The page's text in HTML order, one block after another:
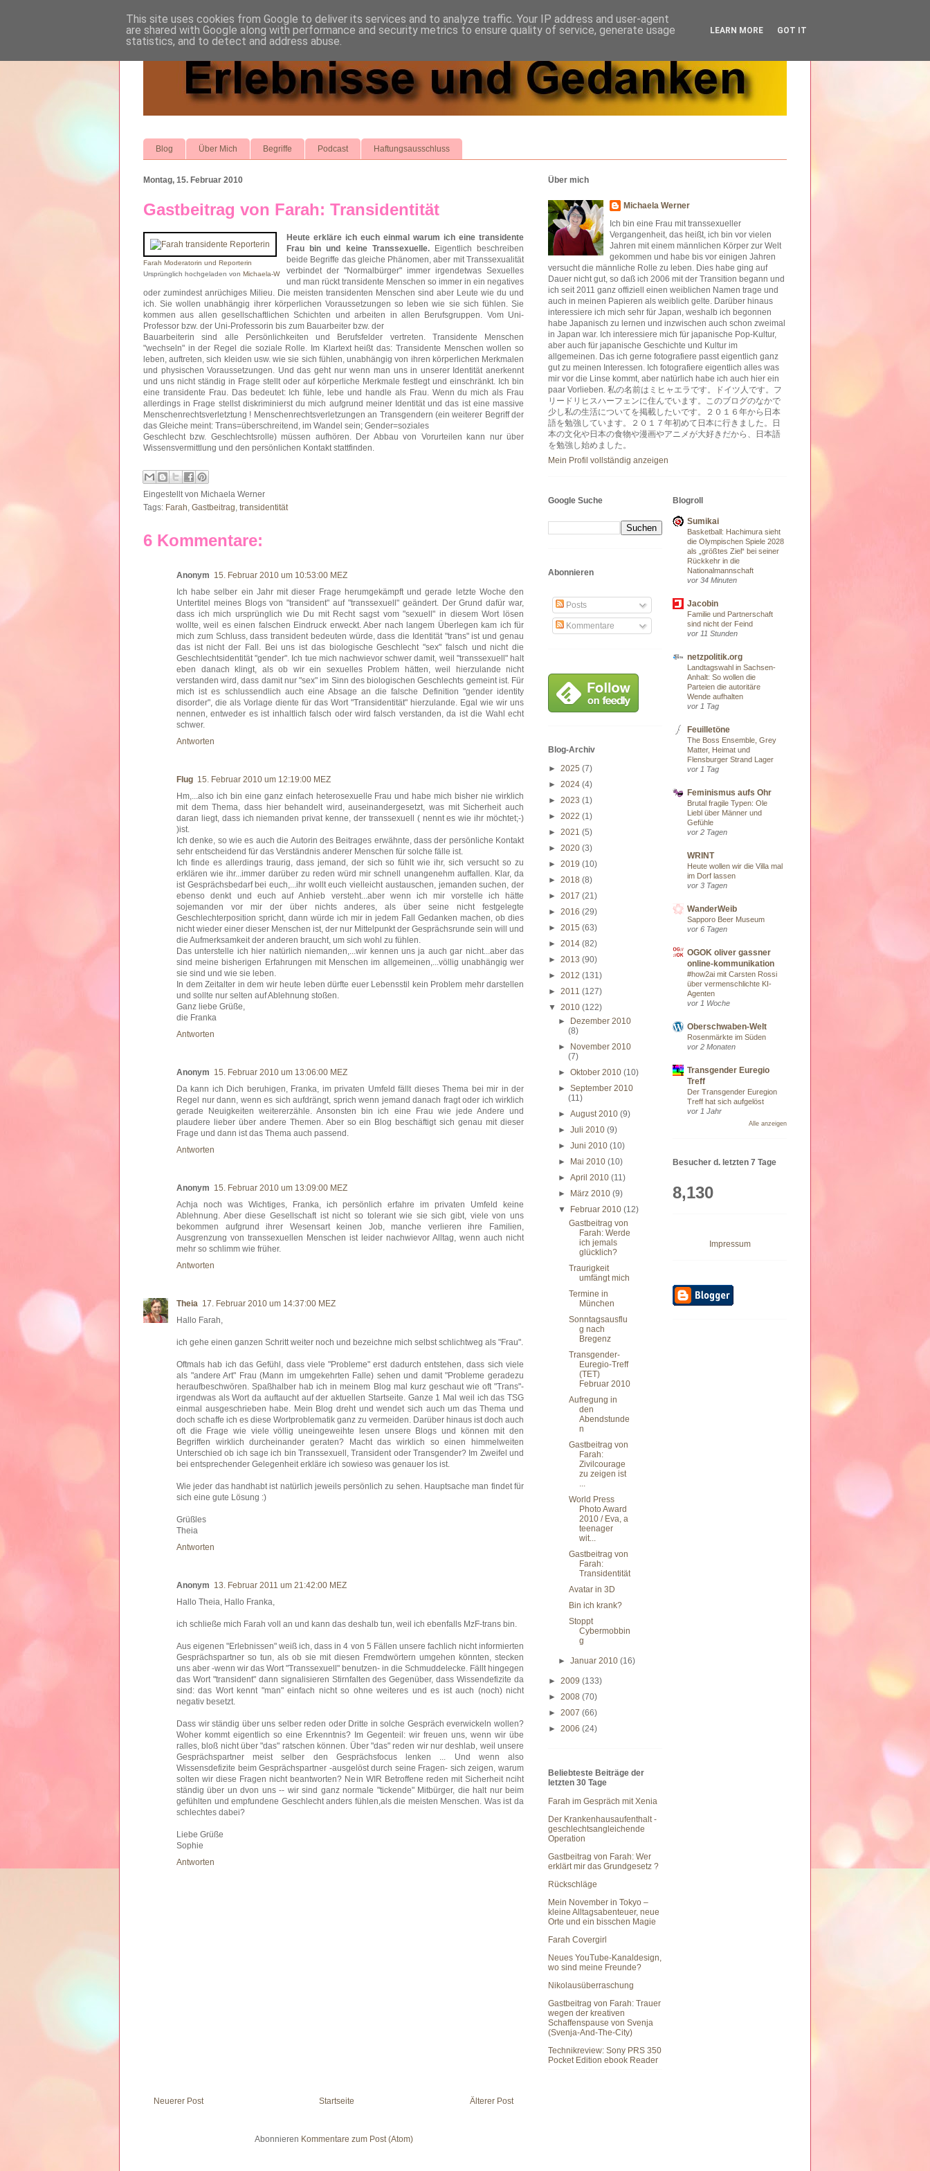
Blog Über Mich Begriffe Podcast Haftungsausschluss
Montag, 15. Februar 2010
Gastbeitrag von Farah: Transidentität
Farah Moderatorin und Reporterin
Ursprünglich hochgeladen von Michaela-W
Heute erkläre ich euch einmal warum ich eine transidente
Frau bin und keine Transsexuelle.Eigentlich beschreiben
beide Begriffe das gleiche Phänomen, aber mit Transsexualität
verbindet der "Normalbürger" immer irgendetwas Sexuelles
und man rückt transidente Menschen so immer in ein negatives
oder zumindest anrüchiges Milieu. Die meisten transidenten Menschen sind aber Leute wie du und
ich. Sie wollen unabhängig ihrer körperlichen Voraussetzungen so leben wie sie sich fühlen. Sie
kommen aus allen gesellschaftlichen Schichten und arbeiten in allen Berufsgruppen. Vom Uni-
Professor bzw. der Uni-Professorin bis zum Bauarbeiter bzw. der
Bauarbeiterin sind alle Persönlichkeiten und Berufsfelder vertreten. Transidente Menschen
"wechseln" in der Regel die soziale Rolle. Im Klartext heißt das: Transidente Menschen wollen so
leben, auftreten, sich kleiden usw. wie sie sich fühlen, unabhängig von ihren körperlichen Merkmalen
und physischen Voraussetzungen. Und das geht nur wenn man uns in unserer Identität anerkennt
und uns nicht ständig in Frage stellt oder auf körperliche Merkmale festlegt und einschränkt. Ich bin
eine transidente Frau. Das bedeutet: Ich fühle, lebe und handle als Frau. Wenn du mich als Frau
allerdings in Frage stellst diskriminierst du mich aufgrund meiner Identität und das ist eine massive
Menschenrechtsverletztung ! Menschenrechtsverletzungen an Transgendern (ein weiterer Begriff der
das Gleiche meint: Trans=überschreitend, im Wandel sein; Gender=soziales
Geschlecht bzw. Geschlechtsrolle) müssen aufhören. Der Abbau von Vorurteilen kann nur über
Wissensvermittlung und den persönlichen Kontakt stattfinden.
Eingestellt von Michaela Werner
Tags: Farah Gastbeitrag transidentität
6 Kommentare:
Anonym 15. Februar 2010 um 10:53:00 MEZ
Ich habe selber ein Jahr mit dieser Frage herumgekämpft und gerade letzte Woche den
Untertitel meines Blogs von "transident" auf "transsexuell" geändert. Der Grund dafür war,
dass ich mich ursprünglich wie Du mit Recht sagst vom "sexuell" in diesem Wort lösen
wollte, weil es einen falschen Eindruck erweckt. Aber nach langem Überlegen kam ich für
mich zum Schluss, dass transident bedeuten würde, dass die Identität "trans" ist und genau
das ist nicht der Fall. Bei uns ist das biologische Geschlecht "sex" falsch und nicht die
Geschlechtsidentität "gender". Ich tue mich nachwievor schwer damit, weil "transsexuell" halt
eben danach klingt, als ob wir ein sexuelles Problem hätten, weil hierzulande nicht
verstanden wird, dass damit nur "sex" im Sinn des biologischen Geschlechts gemeint ist. Für
mich ist es schlussendlich auch eine Absage an die falsche Definition "gender identity
disorder", die als Vorlage diente für das Wort "Transidentität" hierzulande. Egal wie wir uns
nennen, entweder es ist inhaltlich falsch oder wird falsch verstanden, da ist die Wahl echt
schwer.
Antworten
Flug 15. Februar 2010 um 12:19:00 MEZ
Hm,...also ich bin eine ganz einfach heterosexuelle Frau und habe mich bisher nie wirklich
mit dem Thema, dass hier behandelt wird, auseinandergesetzt, was mit Sicherheit auch
daran liegt, dass ich niemanden privat kenne, der transsexuell ( nennt es wie ihr möchtet;-)
)ist.
Ich denke, so wie es auch die Autorin des Beitrages erwähnte, dass der persönliche Kontakt
sehr entscheidend für das Verständnis anderer Menschen für solche fälle ist.
Ich finde es allerdings traurig, dass jemand, der sich so fühlt wie ihr, sich versucht so zu
erklären wie ihr...immer darüber zu reden würd mir schnell unangenehm auffallen. Klar, da
ist Gesprächsbedarf bei euch,...ihr wollt euch vielleicht austauschen, jemanden suchen, der
ebenso denkt und euch auf Anhieb versteht...aber wenn ich mir vorstelle ich hätte
sojemanden vor mir der über nichts anderes, als über seine nicht festgelegte
Geschlechterposition spricht, dann würde ich mir in jedem Fall Gedanken machen, ob dies
nicht wieder einer dieser Menschen ist, der nur Mittelpunkt der Gesprächsrunde sein will und
die Aufmerksamkeit der anderen braucht, um sich wohl zu fühlen.
Das unterstelle ich hier natürlich niemanden,...wir kennen uns ja auch gar nicht...aber das
sind meine bisherigen Erfahrungen mit Menschen im allgemeinen,...völlig unabhängig wer
sie sind und wie sie leben.
In dem Zeitalter in dem wir heute leben dürfte euer Lebensstil kein Problem mehr darstellen
und sollte nur selten auf Ablehnung stoßen.
Ganz liebe Grüße,
die Franka
Antworten
Anonym 15. Februar 2010 um 13:06:00 MEZ
Da kann ich Dich beruhigen, Franka, im privaten Umfeld fällt dieses Thema bei mir in der
Regel nur dann, wenn es sich aufdrängt, sprich wenn jemand danach fragt oder ich wirklich
gerade Neuigkeiten weitererzähle. Ansonsten bin ich eine Frau wie jede Andere und
plaudere lieber über andere Themen. Aber so ein Blog beschäftigt sich genau mit dieser
Frage und dann ist das Thema auch passend.
Antworten
Anonym 15. Februar 2010 um 13:09:00 MEZ
Achja noch was Wichtiges, Franka, ich persönlich erfahre im privaten Umfeld keine
Ablehnung. Aber diese Gesellschaft ist nicht so tolerant wie sie sich gibt, viele von uns
bekommen aufgrund ihrer Wesensart keinen Job, manche verlieren ihre Familien,
Ausgrenzung von transsexuellen Menschen ist leider nachwievor Alltag, wenn auch nicht
mehr so schlimm wie früher.
Antworten
Theia 17. Februar 2010 um 14:37:00 MEZ
Hallo Farah,
ich gehe einen ganzen Schritt weiter noch und bezeichne mich selbst schlichtweg als "Frau".
Oftmals hab ich das Gefühl, dass viele "Probleme" erst dadurch entstehen, dass sich viele
als "andere Art" Frau (Mann im umgekehrten Falle) sehen und damit "Probleme geradezu
heraufbeschwören. Spaßhalber hab ich in meinem Blog mal kurz geschaut wie oft "Trans"-
irgendwas als Wort da auftaucht auf der aktuellen Startseite. Ganze 1 Mal weil ich das TSG
einmal ausgeschrieben habe. Mein Blog dreht und wendet sich auch um das Thema und
doch schaffe ich es diese Wortproblematik ganz zu vermeiden. Darüber hinaus ist doch auch
oft die Frage wie viele völlig uneingeweihte lesen unsere Blogs und können mit den
Begriffen wirklich durcheinander geraten? Macht das wirklich so einen himmelweiten
Unterschied ob ich sage ich bin Transsexuell, Transident oder Transgender? Im Zweifel und
bei entsprechender Gelegenheit erkläre ich sowieso was genauer los ist.
Wie jeder das handhabt ist natürlich jeweils persönlich zu sehen. Hauptsache man findet für
sich eine gute Lösung :)
Grüßles
Theia
Antworten
Anonym 13. Februar 2011 um 21:42:00 MEZ
Hallo Theia, Hallo Franka,
ich schließe mich Farah voll an und kann das deshalb tun, weil ich ebenfalls MzF-trans bin.
Aus eigenen "Erlebnissen" weiß ich, dass in 4 von 5 Fällen unsere fachlich nicht informierten
Gesprächspartner so tun, als ob sie mit diesen Fremdwörtern umgehen könnten, stecken
uns aber -wenn wir das Wort "Transsexuell" benutzen- in die Schmuddelecke. Fällt hingegen
das Wort "transident" dann signalisieren Stirnfalten des Gegenüber, dass Wissendefizite da
sind: das Wort kennt "man" einfach nicht so ohne weiteres und es ist auch (noch) nicht
negativ besetzt.
Dass wir ständig über uns selber reden oder Dritte in solche Gespräch everwickeln wollen?
Woher kommt eigentlich so eine Erkenntnis? Im Gegenteil: wir freuen uns, wenn wir übe
ralles, bloß nicht über "das" ratschen können. Über "das" reden wir nur deshlab, weil unsere
Gesprächspartner meist selber den Gesprächsfocus lenken ... Und wenn also
Wissensdefizite beim Gesprächspartner -ausgelöst durch seine Fragen- sich zeigen, warum
solten wir diese Fragen nicht beantworten? Nein WIR Betroffene reden mit Sicherheit nciht
ständig über un dvon uns -- wir sind ganz normale "tickende" Mitbürger, die halt nur beim
gefühlten und empfundene Geschlecht anders fühlen,als die meisten Menschen. Was ist da
schlechtes dabei?
Liebe Grüße
Sophie
Antworten
Neuerer Post Älterer Post
Startseite
Abonnieren Kommentare zum Post (Atom)
Über mich
Michaela Werner
Ich bin eine Frau mit transsexueller
Vergangenheit, das heißt, ich bin vor vielen
Jahren mit einem männlichen Körper zur Welt
gekommen und habe bis vor einigen Jahren
versucht die männliche Rolle zu leben. Dies habe ging auf
Dauer nicht gut, so daß ich 2006 mit der Transition begann und
ich seit 2011 ganz offiziell einen weiblichen Namen trage und
auch in meinen Papieren als weiblich gelte. Darüber hinaus
interessiere ich mich sehr für Japan, weshalb ich begonnen
habe Japanisch zu lernen und inzwischen auch schon zweimal
in Japan war. Ich interessiere mich für japanische Pop-Kultur,
aber auch für japanische Geschichte und Kultur im
allgemeinen. Das ich gerne fotografiere passt eigentlich ganz
gut zu meinen Interessen. Ich fotografiere eigentlich alles was
mir vor die Linse kommt, aber natürlich habe ich auch hier ein
paar Vorlieben. 私の名前はミヒャエラです。ドイツ人です。フ
リードリヒスハーフェンに住んでいます。このブログのなかで
少し私の生活についてを掲載したいです。２０１６年から日本
語を勉強しています。２０１７年初めて日本に行きました。日
本の文化や日本の食物や漫画やアニメが大好きだから、日本語
を勉強し始めました。
Mein Profil vollständig anzeigen
Google Suche
Abonnieren
Posts
Kommentare
Blog-Archiv
► 2025 (7)
► 2024 (4)
► 2023 (1)
► 2022 (1)
► 2021 (5)
► 2020 (3)
► 2019 (10)
► 2018 (8)
► 2017 (21)
► 2016 (29)
► 2015 (63)
► 2014 (82)
► 2013 (90)
► 2012 (131)
► 2011 (127)
▼ 2010 (122)
►
Dezember 2010
(8)
►
November 2010
(7)
►Oktober 2010(10)
►September 2010
(11)
►August 2010(9)
►Juli 2010(9)
►Juni 2010(10)
►
Mai 2010(10)
►April 2010(11)
►
März 2010(9)
▼
Februar 2010(12)
Gastbeitrag von
Farah: Werde
ich jemals
glücklich?
Traurigkeit
umfängt mich
Termine in
München
Sonntagsausflu
g nach
Bregenz
Transgender-
Euregio-Treff
(TET)
Februar 2010
Aufregung in
den
Abendstunde
n
Gastbeitrag von
Farah:
Zivilcourage
zu zeigen ist
...
World Press
Photo Award
2010 / Eva, a
teenager
wit...
Gastbeitrag von
Farah:
Transidentität
Avatar in 3D
Bin ich krank?
Stoppt
Cybermobbin
g
►Januar 2010(16)
► 2009 (133)
► 2008 (70)
► 2007 (66)
► 2006 (24)
Beliebteste Beiträge der
letzten 30 Tage
Farah im Gespräch mit Xenia
Der Krankenhausaufenthalt -
geschlechtsangleichende
Operation
Gastbeitrag von Farah: Wer
erklärt mir das Grundgesetz ?
Rückschläge
Mein November in Tokyo –
kleine Alltagsabenteuer, neue
Orte und ein bisschen Magie
Farah Covergirl
Neues YouTube-Kanaldesign,
wo sind meine Freunde?
Nikolausüberraschung
Gastbeitrag von Farah: Trauer
wegen der kreativen
Schaffenspause von Svenja
(Svenja-And-The-City)
Technikreview: Sony PRS 350
Pocket Edition ebook Reader
Blogroll
Sumikai
Basketball: Hachimura sieht
die Olympischen Spiele 2028
als „größtes Ziel“ bei seiner
Rückkehr in die
Nationalmannschaft
vor 34 Minuten
Jacobin
Familie und Partnerschaft
sind nicht der Feind
vor 11 Stunden
netzpolitik.org
Landtagswahl in Sachsen-
Anhalt: So wollen die
Parteien die autoritäre
Wende aufhalten
vor 1 Tag
Feuilletöne
The Boss Ensemble, Grey
Matter, Heimat und
Flensburger Strand Lager
vor 1 Tag
Feminismus aufs Ohr
Brutal fragile Typen: Ole
Liebl über Männer und
Gefühle
vor 2 Tagen
WRINT
Heute wollen wir die Villa mal
im Dorf lassen
vor 3 Tagen
WanderWeib
Sapporo Beer Museum
vor 6 Tagen
OGOK oliver gassner
online-kommunikation
#how2ai mit Carsten Rossi
über vermenschlichte KI-
Agenten
vor 1 Woche
Oberschwaben-Welt
Rosenmärkte im Süden
vor 2 Monaten
Transgender Euregio
Treff
Der Transgender Euregion
Treff hat sich aufgelöst
vor 1 Jahr
Alle anzeigen
Besucher d. letzten 7 Tage
8,130
Impressum
This site uses cookies from Google to deliver its services and to analyze traffic. Your IP address and user-agent
are shared with Google along with performance and security metrics to ensure quality of service, generate usage
statistics, and to detect and address abuse.
LEARN MORE GOT IT